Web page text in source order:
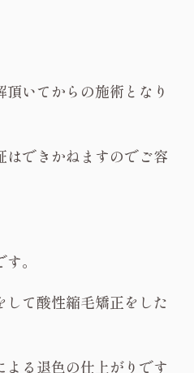
いてからの施術となり
はできかねますのでご容
。
て酸性縮毛矯正をした
る退色の仕上がりです